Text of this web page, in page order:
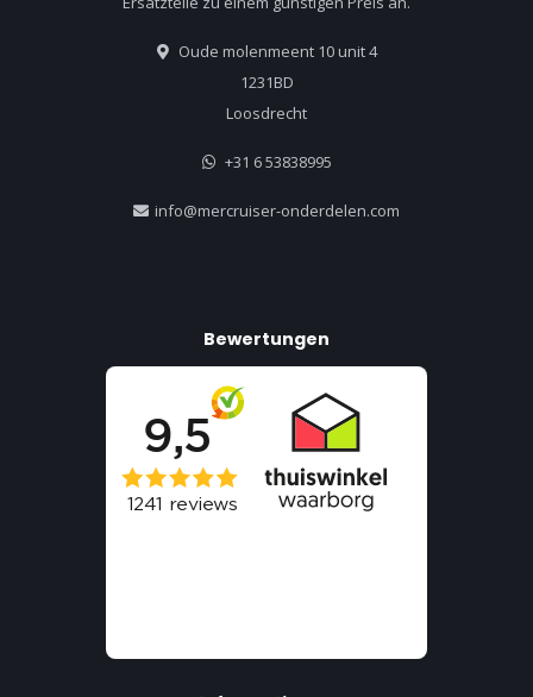
Oude molenmeent 10 unit 4
1231BD
Loosdrecht
+31 6 53838995
info@mercruiser-onderdelen.com
Bewertungen